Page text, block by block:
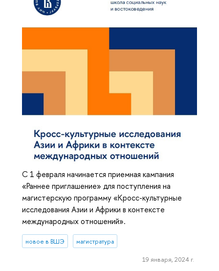
С 1 февраля начинается приемная кампания
«Раннее приглашение» для поступления на
магистерскую программу «Кросс-культурные
исследования Азии и Африки в контексте
международных отношений».
новое в ВШЭ магистратура
19 января, 2024 г.